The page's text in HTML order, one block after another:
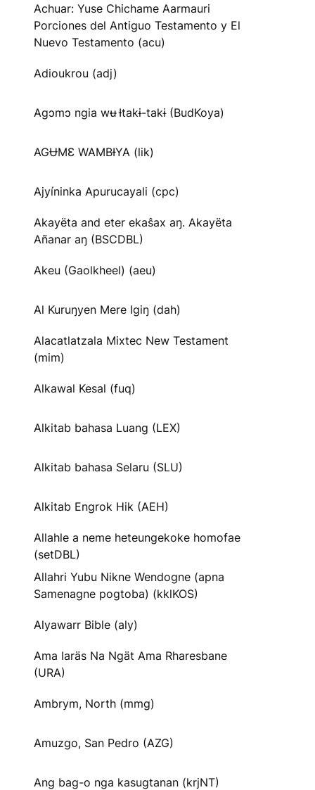
Achuar: Yuse Chichame Aarmauri
Porciones del Antiguo Testamento y El
Nuevo Testamento (acu)
Adioukrou (adj)
Agɔmɔ ngia wʉ Ɨtakɨ-takɨ (BudKoya)
AGɄMƐ WAMBƗYA (lik)
Ajyíninka Apurucayali (cpc)
Akayëta and eter ekaŝax aŋ. Akayëta
Añanar aŋ (BSCDBL)
Akeu (Gaolkheel) (aeu)
Al Kuruŋyen Mere Igiŋ (dah)
Alacatlatzala Mixtec New Testament
(mim)
Alkawal Kesal (fuq)
Alkitab bahasa Luang (LEX)
Alkitab bahasa Selaru (SLU)
Alkitab Engrok Hik (AEH)
Allahle a neme heteungekoke homofae
(setDBL)
Allahri Yubu Nikne Wendogne (apna
Samenagne pogtoba) (kklKOS)
Alyawarr Bible (aly)
Ama Iaräs Na Ngät Ama Rharesbane
(URA)
Ambrym, North (mmg)
Amuzgo, San Pedro (AZG)
Ang bag-o nga kasugtanan (krjNT)